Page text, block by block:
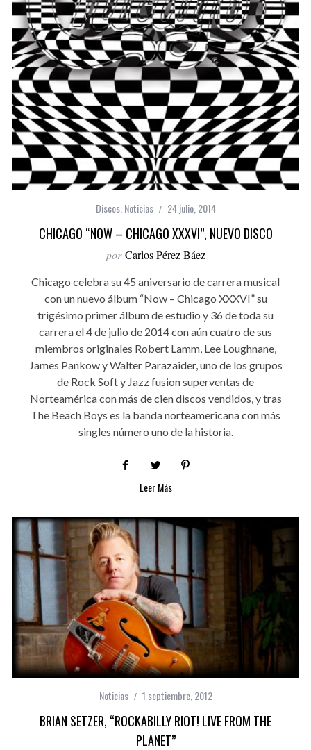
Discos, Noticias 24 julio, 2014
CHICAGO “NOW – CHICAGO XXXVI”, NUEVO DISCO
por Carlos Pérez Báez
Chicago celebra su 45 aniversario de carrera musical
con un nuevo álbum “Now – Chicago XXXVI” su
trigésimo primer álbum de estudio y 36 de toda su
carrera el 4 de julio de 2014 con aún cuatro de sus
miembros originales Robert Lamm, Lee Loughnane,
James Pankow y Walter Parazaider, uno de los grupos
de Rock Soft y Jazz fusion superventas de
Norteamérica con más de cien discos vendidos, y tras
The Beach Boys es la banda norteamericana con más
singles número uno de la historia.
Leer Más
Noticias 1 septiembre, 2012
BRIAN SETZER, “ROCKABILLY RIOT! LIVE FROM THE
PLANET”